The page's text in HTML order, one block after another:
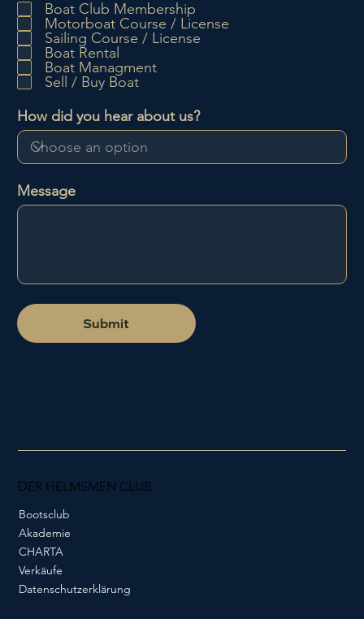
DER HELMSMEN CLUB
Bootsclub
Akademie
CHARTA
Verkäufe
Datenschutzerklärung
Message
Submit
i
d
Boat Club Membership
Motorboat Course / License
Sailing Course / License
Boat Rental
Boat Managment
Sell / Buy Boat
How did you hear about us?